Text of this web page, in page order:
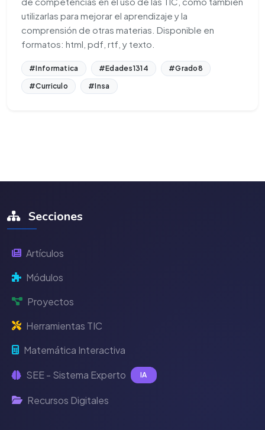
utilizarlas para mejorar el aprendizaje y la
comprensión de otras materias. Disponible en
formatos: html, pdf, rtf, y texto.
#Informatica #Edades1314
#Grado8
#Curriculo
#Insa
Secciones
Artículos
Módulos
Proyectos
Herramientas TIC
Matemática Interactiva
SEE - Sistema Experto IA
Recursos Digitales